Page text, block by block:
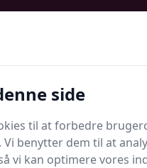
Soveværelsesguiden
side
til at forbedre
benytter dem til at
vi kan optimere vores